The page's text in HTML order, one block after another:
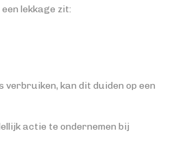
lekkage zit:
kan dit duiden op een
actie te ondernemen bij